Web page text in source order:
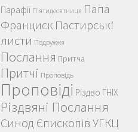
Парафії П'ятидесятниця Папа
Франциск Пастирські
листи Подружжя
Послання Притча
Притчі Проповідь
Проповіді Різдво ГНІХ
Різдвяні Послання
Синод Єпископів УГКЦ